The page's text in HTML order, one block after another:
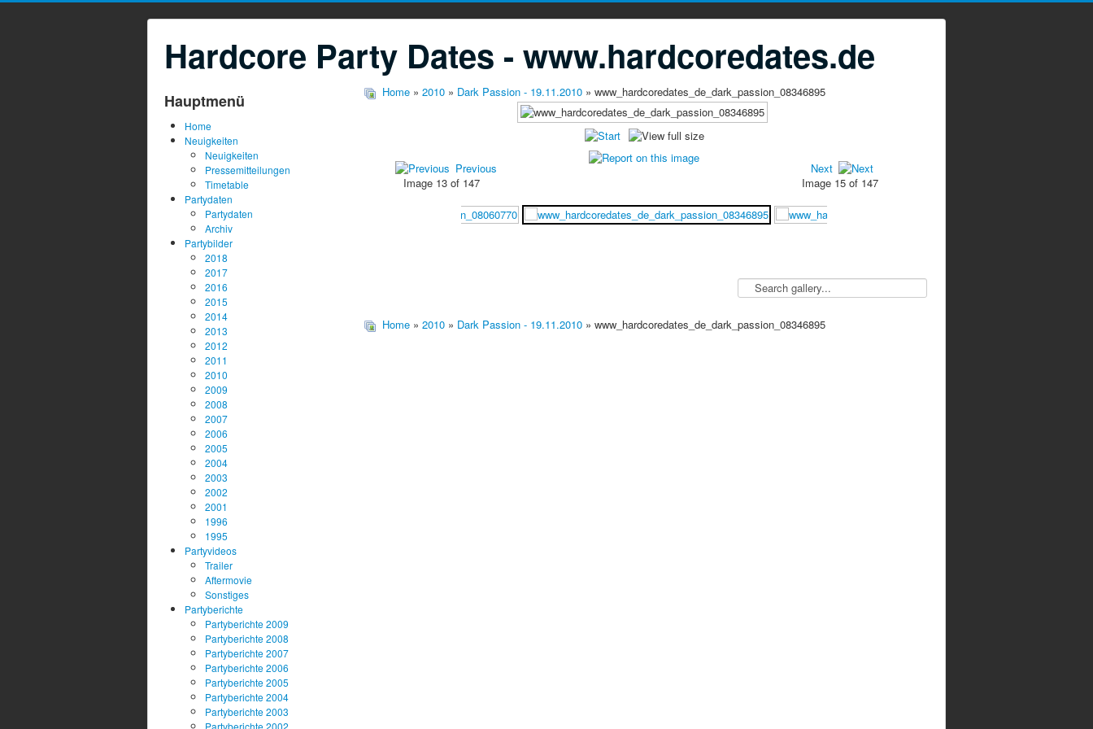
Hardcore Party Dates - www.hardcoredates.de
Hauptmenü
Home
Neuigkeiten
Neuigkeiten
Pressemitteilungen
Timetable
Partydaten
Partydaten
Archiv
Partybilder
2018
2017
2016
2015
2014
2013
2012
2011
2010
2009
2008
2007
2006
2005
2004
2003
2002
2001
1996
1995
Partyvideos
Trailer
Aftermovie
Sonstiges
Partyberichte
Partyberichte 2009
Partyberichte 2008
Partyberichte 2007
Partyberichte 2006
Partyberichte 2005
Partyberichte 2004
Partyberichte 2003
Partyberichte 2002
Home » 2010 » Dark Passion - 19.11.2010 » www_hardcoredates_de_dark_passion_08346895
Previous
Image 13 of 147
Next
Image 15 of 147
Home » 2010 » Dark Passion - 19.11.2010 » www_hardcoredates_de_dark_passion_08346895